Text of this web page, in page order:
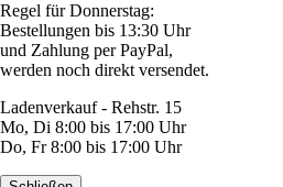
Regel für Donnerstag:
Bestellungen bis 13:30 Uhr
und Zahlung per PayPal,
werden noch direkt versendet.
Ladenverkauf - Rehstr. 15
Mo, Di 8:00 bis 17:00 Uhr
Do, Fr 8:00 bis 17:00 Uhr